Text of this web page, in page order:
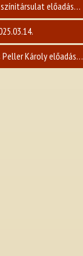
Hevesi Sándor színitársulat előadása - 2025.04.12.
Simon Kata és Peller Károly előadása - 2025.03.02